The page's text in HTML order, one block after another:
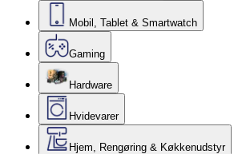
Mobil, Tablet & Smartwatch
Gaming
Hardware
Hvidevarer
Hjem, Rengøring & Køkkenudstyr